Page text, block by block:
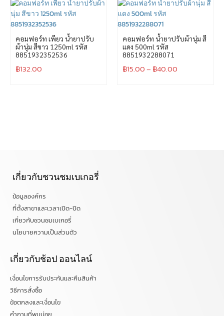
คอมฟอร์ท เพียว น้ำยาปรับ
ผ้านุ่ม สีขาว 1250ml รหัส
8851932352536
฿132.00
คอมฟอร์ท น้ำยาปรับผ้านุ่ม สี
แดง 500ml รหัส
8851932288071
฿15.00– ฿40.00
เกี่ยวกับชวนชมเบเกอรี่
ข้อมูลองค์กร
ที่ตั้งสาขาและเวลาเปิด-ปิด
เกี่ยวกับชวนชมเบเกอรี่
นโยบายความเป็นส่วนตัว
เกี่ยวกับช้อป ออนไลน์
เงื่อนไขการรับประกันและคืนสินค้า
วิธีการสั่งซื้อ
ข้อตกลงและเงื่อนไข